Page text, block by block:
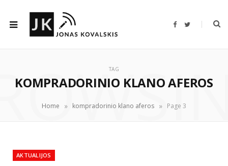
F
b
T
t
TAG
KOMPRADORINIO KLANO AFEROS
Home » kompradorinio klano aferos » Page 3
AKTUALIJOS